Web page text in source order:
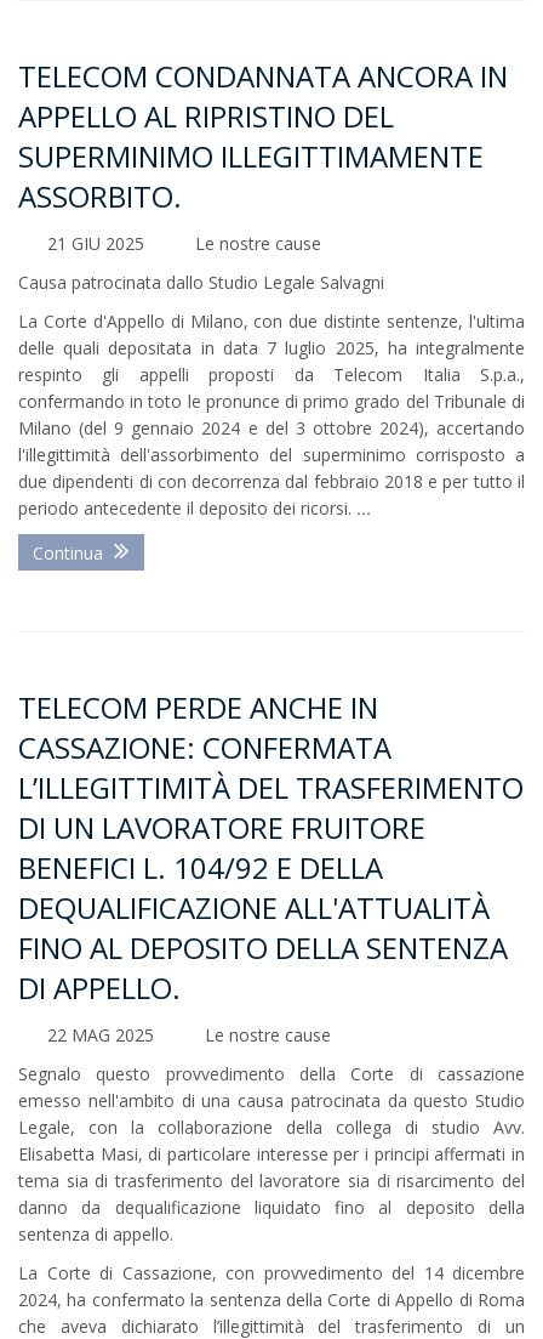
TELECOM CONDANNATA ANCORA IN
APPELLO AL RIPRISTINO DEL
SUPERMINIMO ILLEGITTIMAMENTE
ASSORBITO.
21 GIU 2025
Le nostre cause
Causa patrocinata dallo Studio Legale Salvagni
La Corte d'Appello di Milano, con due distinte sentenze, l'ultima
delle quali depositata in data 7 luglio 2025, ha integralmente
respinto gli appelli proposti da Telecom Italia S.p.a.,
confermando in toto le pronunce di primo grado del Tribunale di
Milano (del 9 gennaio 2024 e del 3 ottobre 2024), accertando
l'illegittimità dell'assorbimento del superminimo corrisposto a
due dipendenti di con decorrenza dal febbraio 2018 e per tutto il
periodo antecedente il deposito dei ricorsi. ...
Continua
TELECOM PERDE ANCHE IN
CASSAZIONE: CONFERMATA
L’ILLEGITTIMITÀ DEL TRASFERIMENTO
DI UN LAVORATORE FRUITORE
BENEFICI L. 104/92 E DELLA
DEQUALIFICAZIONE ALL'ATTUALITÀ
FINO AL DEPOSITO DELLA SENTENZA
DI APPELLO.
22 MAG 2025
Le nostre cause
Segnalo questo provvedimento della Corte di cassazione
emesso nell'ambito di una causa patrocinata da questo Studio
Legale, con la collaborazione della collega di studio Avv.
Elisabetta Masi, di particolare interesse per i principi affermati in
tema sia di trasferimento del lavoratore sia di risarcimento del
danno da dequalificazione liquidato fino al deposito della
sentenza di appello.
La Corte di Cassazione, con provvedimento del 14 dicembre
2024, ha confermato la sentenza della Corte di Appello di Roma
che aveva dichiarato l’illegittimità del trasferimento di un